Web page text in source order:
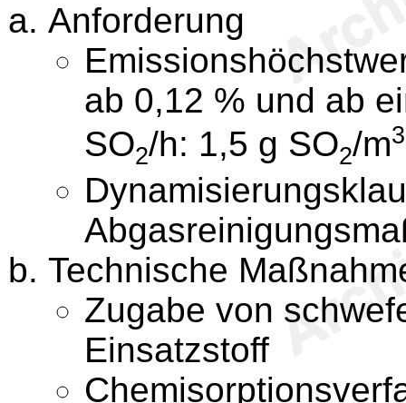
Anforderung
ab 0,12 % und ab
SO2/h: 1,5 g SO2/m3
Technische
Zugabe von
Einsatzstoff